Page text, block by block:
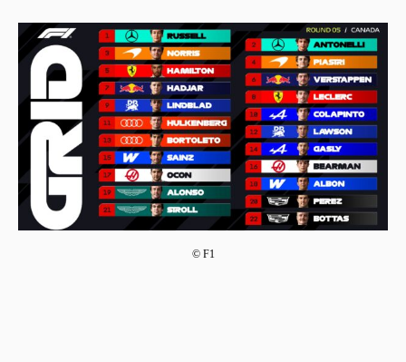
© F1